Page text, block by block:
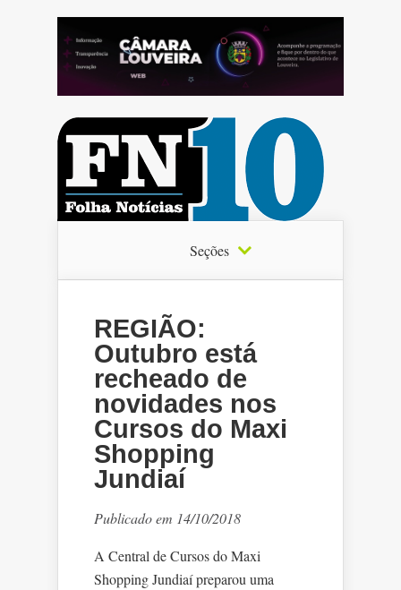
Seções
REGIÃO:
Outubro está
recheado de
novidades nos
Cursos do Maxi
Shopping
Jundiaí
Publicado em 14/10/2018
A Central de Cursos do Maxi
Shopping Jundiaí preparou uma